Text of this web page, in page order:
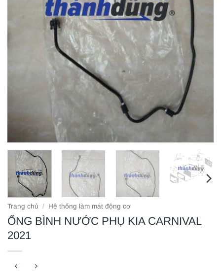
Trang chủ / Hệ thống làm mát động cơ
ỐNG BÌNH NƯỚC PHỤ KIA CARNIVAL
2021